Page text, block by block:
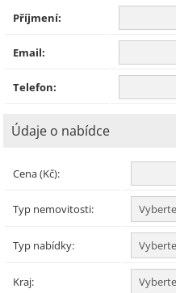
Příjmení:
Email:
Telefon:
Údaje o nabídce
Cena (Kč):
Typ nemovitosti:
Typ nabídky:
Kraj: